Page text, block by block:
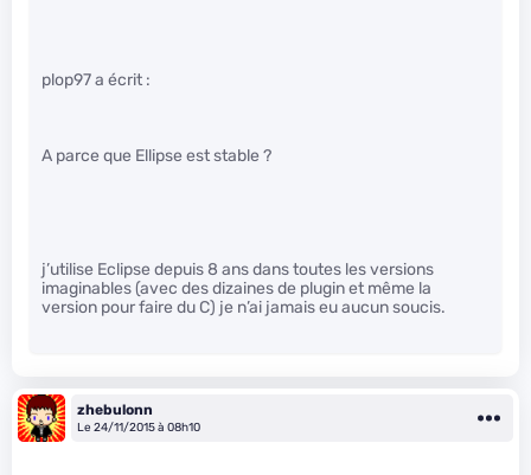
plop97 a écrit :
A parce que Ellipse est stable ?
j’utilise Eclipse depuis 8 ans dans toutes les versions
imaginables (avec des dizaines de plugin et même la
version pour faire du C) je n’ai jamais eu aucun soucis.
zhebulonn
Le 24/11/2015 à 08h10